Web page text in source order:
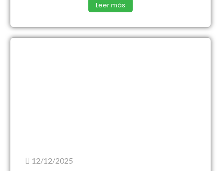
Leer más
12/12/2025